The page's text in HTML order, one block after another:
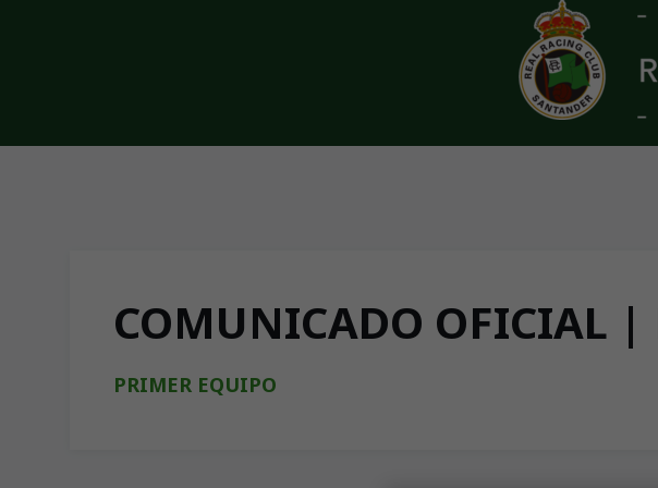
Skip to main content
COMUNICADO OFICIAL
PRIMER EQUIPO